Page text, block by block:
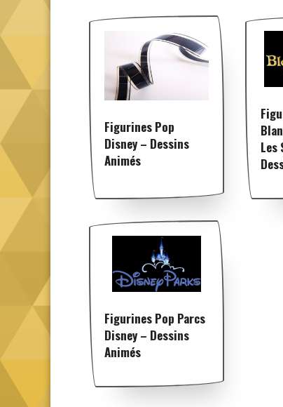
Figurines Pop
Disney – Dessins
Animés
Les
Figurines Pop Parcs
Disney – Dessins
Animés